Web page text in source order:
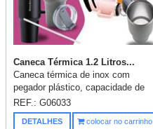
Caneca Térmica 1.2 Litros...
Caneca térmica de inox com
pegador plástico, capacidade de
700ml. Material livre de BPA. 1
Gravação já incluso.
REF.: G06033
DETALHES colocar no carrinho